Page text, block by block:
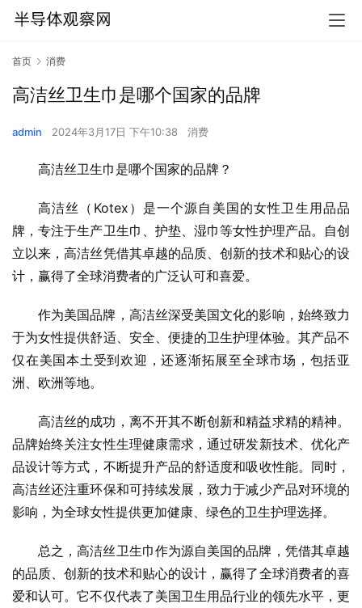
首页 消费
高洁丝卫生巾是哪个国家的品牌
admin 2024年3月17日 下午10:38 消费
高洁丝卫生巾是哪个国家的品牌？
高洁丝（Kotex）是一个源自美国的女性卫生用品品
牌，专注于生产卫生巾、护垫、湿巾等女性护理产品。自创
立以来，高洁丝凭借其卓越的品质、创新的技术和贴心的设
计，赢得了全球消费者的广泛认可和喜爱。
作为美国品牌，高洁丝深受美国文化的影响，始终致力
于为女性提供舒适、安全、便捷的卫生护理体验。其产品不
仅在美国本土受到欢迎，还逐渐拓展至全球市场，包括亚
洲、欧洲等地。
高洁丝的成功，离不开其不断创新和精益求精的精神。
品牌始终关注女性生理健康需求，通过研发新技术、优化产
品设计等方式，不断提升产品的舒适度和吸收性能。同时，
高洁丝还注重环保和可持续发展，致力于减少产品对环境的
影响，为全球女性提供更加健康、绿色的卫生护理选择。
总之，高洁丝卫生巾作为源自美国的品牌，凭借其卓越
的品质、创新的技术和贴心的设计，赢得了全球消费者的喜
爱和认可。它不仅代表了美国卫生用品行业的领先水平，更